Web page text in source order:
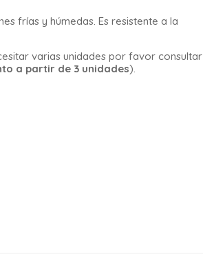
frías y húmedas. Es resistente a la
varias unidades por favor consultar
a partir de 3 unidades).